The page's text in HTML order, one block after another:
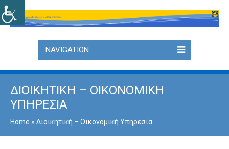
NAVIGATION
ΔΙΟΙΚΗΤΙΚΉ – ΟΙΚΟΝΟΜΙΚΉ
ΥΠΗΡΕΣΊΑ
Home » Διοικητική – Οικονομική Υπηρεσία